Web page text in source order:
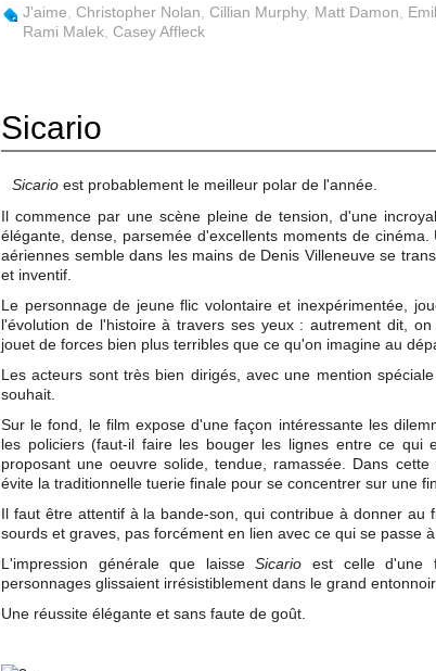
J'aime Christopher Nolan Cillian Murphy, Matt Damon
Rami Malek Casey Affleck
Sicario
Sicario est probablement le meilleur polar de l'année.
Il commence par une scène pleine de tension, d'une
élégante, dense, parsemée d'excellents moments de
aériennes semble dans les mains de Denis Villeneuve se
et inventif.
Le personnage de jeune flic volontaire et inexpérimentée,
l'évolution de l'histoire à travers ses yeux : autrement dit,
jouet de forces bien plus terribles que ce qu'on imagine au
Les acteurs sont très bien dirigés, avec une mention
souhait.
Sur le fond, le film expose d'une façon intéressante les
les policiers (faut-il faire les bouger les lignes entre ce
proposant une oeuvre solide, tendue, ramassée. Dans
évite la traditionnelle tuerie finale pour se concentrer sur une
Il faut être attentif à la bande-son, qui contribue à donner au
sourds et graves, pas forcément en lien avec ce qui se passe à
L'impression générale que laisseSicario est celle d'une
personnages glissaient irrésistiblement dans le grand entonnoir
Une réussite élégante et sans faute de goût.